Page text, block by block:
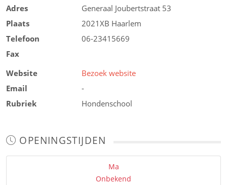
Adres
Generaal Joubertstraat 53
Plaats
2021XB Haarlem
Telefoon
06-23415669
Fax
Website
Bezoek website
Email
-
Rubriek
Hondenschool
OPENINGSTIJDEN
Ma
Onbekend